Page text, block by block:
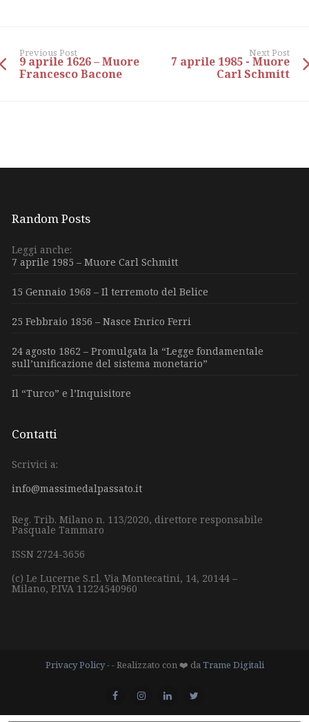
Previous Post
9 aprile 1626 – Muore
Francesco Bacone
Next Post
7 aprile 1985 - Muore
Carl Schmitt
Random Posts
Leggi anche:
7 aprile 1985 – Muore Carl Schmitt
15 Gennaio 1968 – Il terremoto del Belice
25 Febbraio 1856 – Nasce Enrico Ferri
24 agosto 1862 – Promulgata la “Legge fondamentale
sull’unificazione del sistema monetario”
Il “Turco” e l’Inquisitore
Contatti
Scrivici a:
info@massimedalpassato.it
Reg. Trib. Milano n. 113/2020, direttore responsabile
Pasquale Tammaro
ISSN 2724-3656
(c) Le Lucerne S.r.l. Via Montecatini, 14, 20144 –
Milano, P.IVA 11224540960
Privacy Policy- - Realizzato con ❤️ daTrame Digitali